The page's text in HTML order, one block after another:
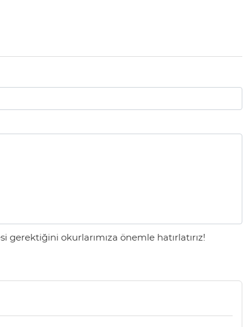
okurlarımıza önemle hatırlatırız!